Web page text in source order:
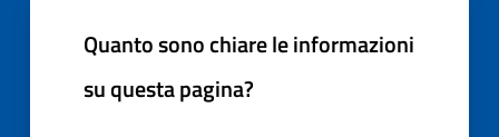
Quanto sono chiare le informazioni
su questa pagina?